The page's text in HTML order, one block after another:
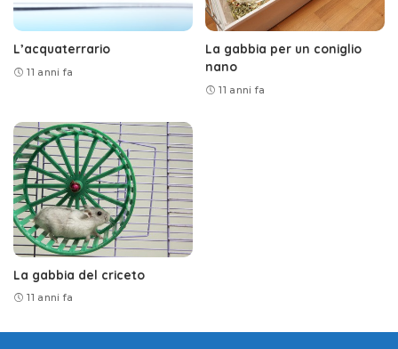
L’acquaterrario
11 anni fa
La gabbia per un coniglio
nano
11 anni fa
La gabbia del criceto
11 anni fa